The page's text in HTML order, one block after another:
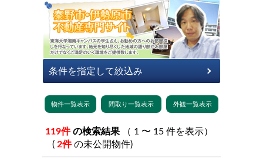
119件 の検索結果
( 2件 の未公開物件)